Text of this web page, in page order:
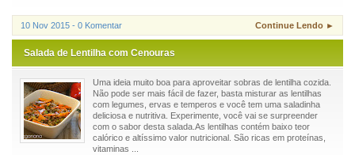
10 Nov 2015 - 0 Komentar Continue Lendo ►
Salada de Lentilha com Cenouras
Uma ideia muito boa para aproveitar sobras de lentilha cozida.
Não pode ser mais fácil de fazer, basta misturar as lentilhas
com legumes, ervas e temperos e você tem uma saladinha
deliciosa e nutritiva. Experimente, você vai se surpreender
com o sabor desta salada.As lentilhas contém baixo teor
calórico e altíssimo valor nutricional. São ricas em proteínas,
vitaminas ...